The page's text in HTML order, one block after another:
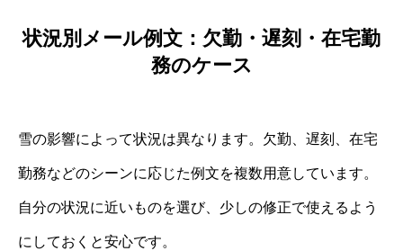
状況別メール例文：欠勤・遅刻・在宅勤
務のケース
雪の影響によって状況は異なります。欠勤、遅刻、在宅
勤務などのシーンに応じた例文を複数用意しています。
自分の状況に近いものを選び、少しの修正で使えるよう
にしておくと安心です。